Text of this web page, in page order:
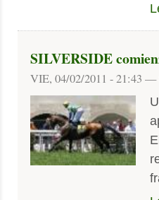
SILVERSIDE
VIE, 04/02/2011 - 21:43 —